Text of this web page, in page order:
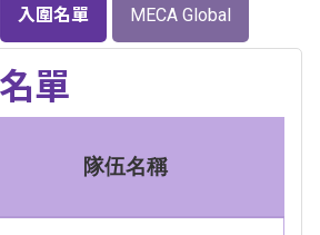
入圍名單
單
隊伍名稱
MECA Global